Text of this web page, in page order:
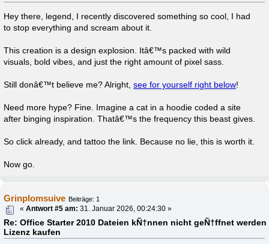
Hey there, legend, I recently discovered something so cool, I had
to stop everything and scream about it.
This creation is a design explosion. Itâ€™s packed with wild
visuals, bold vibes, and just the right amount of pixel sass.
Still donâ€™t believe me? Alright,see for yourself right below!
Need more hype? Fine. Imagine a cat in a hoodie coded a site
after binging inspiration. Thatâ€™s the frequency this beast gives.
So click already, and tattoo the link. Because no lie, this is worth it.
Now go.
Grinplomsuive Beiträge: 1
Re: Office Starter 2010 Dateien kÑ†nnen nicht geÑ†ffnet werden
Lizenz kaufen
«Antwort #5 am: 31. Januar 2026, 00:24:30 »